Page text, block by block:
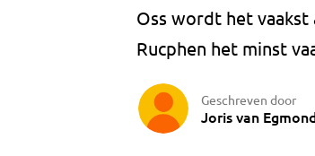
Oss wordt het
Rucphen het minst
Geschreven door
Joris van